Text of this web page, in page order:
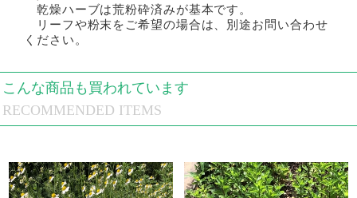
乾燥ハーブは荒粉砕済みが基本です。
リーフや粉末をご希望の場合は、別途お問い合わせ
ください。
RECOMMENDED ITEMS
こんな商品も買われています